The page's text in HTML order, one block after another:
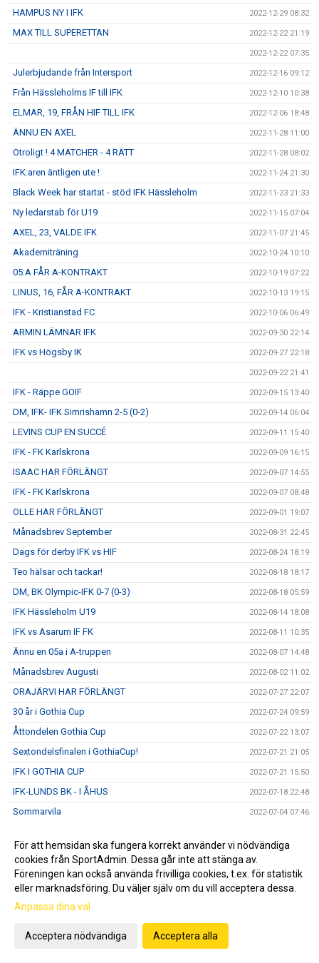
HAMPUS NY I IFK 2022-12-29 08:32
MAX TILL SUPERETTAN 2022-12-22 21:19
2022-12-22 07:35
Julerbjudande från Intersport 2022-12-16 09:12
Från Hässleholms IF till IFK 2022-12-10 10:38
ELMAR, 19, FRÅN HIF TILL IFK 2022-12-06 18:48
ÄNNU EN AXEL 2022-11-28 11:00
Otroligt ! 4 MATCHER - 4 RÄTT 2022-11-28 08:02
IFK:aren äntligen ute ! 2022-11-24 21:30
Black Week har startat - stöd IFK Hässleholm 2022-11-23 21:33
Ny ledarstab för U19 2022-11-15 07:04
AXEL, 23, VALDE IFK 2022-11-07 21:45
Akademiträning 2022-10-24 10:10
05:A FÅR A-KONTRAKT 2022-10-19 07:22
LINUS, 16, FÅR A-KONTRAKT 2022-10-13 19:15
IFK - Kristianstad FC 2022-10-06 06:49
ARMIN LÄMNAR IFK 2022-09-30 22:14
IFK vs Högsby IK 2022-09-27 22:18
2022-09-22 21:41
IFK - Räppe GOIF 2022-09-15 13:40
DM, IFK- IFK Simrishamn 2-5 (0-2) 2022-09-14 06:04
LEVINS CUP EN SUCCÉ 2022-09-11 15:40
IFK - FK Karlskrona 2022-09-09 16:15
ISAAC HAR FÖRLÄNGT 2022-09-07 14:55
IFK - FK Karlskrona 2022-09-07 08:48
OLLE HAR FÖRLÄNGT 2022-09-01 19:07
Månadsbrev September 2022-08-31 22:45
Dags för derby IFK vs HIF 2022-08-24 18:19
Teo hälsar och tackar! 2022-08-18 18:17
DM, BK Olympic-IFK 0-7 (0-3) 2022-08-18 05:59
IFK Hässleholm U19 2022-08-14 18:08
IFK vs Asarum IF FK 2022-08-11 10:35
Ännu en 05a i A-truppen 2022-08-07 14:48
Månadsbrev Augusti 2022-08-02 11:02
ORAJÄRVI HAR FÖRLÄNGT 2022-07-27 22:07
30 år i Gothia Cup 2022-07-24 09:59
Åttondelen Gothia Cup 2022-07-22 13:07
Sextondelsfinalen i GothiaCup! 2022-07-21 21:05
IFK I GOTHIA CUP 2022-07-21 15:50
IFK-LUNDS BK - I ÅHUS 2022-07-18 22:48
Sommarvila 2022-07-04 07:46
IFK och Fritidscamp 2022-06-17 22:24
DM, IFK- IF Lödde 2-1 (0-0) 2022-06-15 22:14
Sommarfotbollsskola 2022-06-07 08:21
IFK vs Ariana FC
IFK vs FBK Balkan
För att hemsidan ska fungera korrekt använder vi nödvändiga
cookies från SportAdmin. Dessa går inte att stänga av.
Föreningen kan också använda frivilliga cookies, t.ex. för statistik
eller marknadsföring. Du väljer själv om du vill acceptera dessa.
Anpassa dina val
Acceptera nödvändiga Acceptera alla